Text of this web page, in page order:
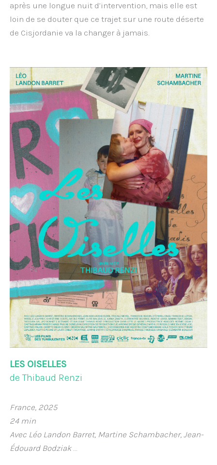
après une longue nuit d’intervention, mais elle est
loin de se douter que ce trajet sur une route déserte
de Cisjordanie va la changer à jamais.
LES OISELLES
de Thibaud Renzi
France, 2025
24 min
Avec Léo Landon Barret, Martine Schambacher, Jean-
Édouard Bodziak…